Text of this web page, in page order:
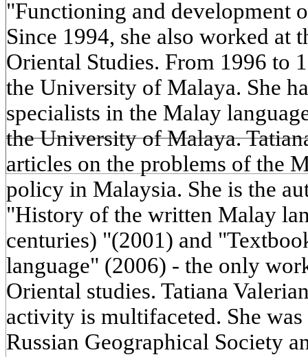
"Functioning and development
Since 1994, she also worked at
Oriental Studies. From 1996 to
the University of Malaya. She
specialists in the Malay
the University of Malaya.
articles on the problems of the
policy in Malaysia. She is the
"History of the written Malay
centuries) "(2001) and
language" (2006) - the only
Oriental studies. Tatiana
activity is multifaceted. She
Russian Geographical Society